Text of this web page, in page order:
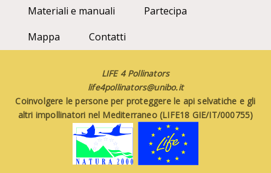
Materiali e manuali
Partecipa
Mappa
Contatti
LIFE 4 Pollinators
life4pollinators@unibo.it
Coinvolgere le persone per proteggere le api selvatiche e gli
altri impollinatori nel Mediterraneo (LIFE18 GIE/IT/000755)